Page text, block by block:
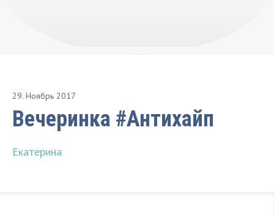
29. Ноябрь 2017
Вечеринка #Антихайп
Екатерина